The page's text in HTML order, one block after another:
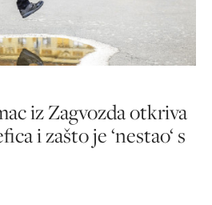
iz Zagvozda otkriva
i zašto je ‘nestao‘ s